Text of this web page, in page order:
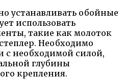
устанавливать обойные
использовать
такие как молоток
Необходимо
с необходимой силой,
глубины
крепления.